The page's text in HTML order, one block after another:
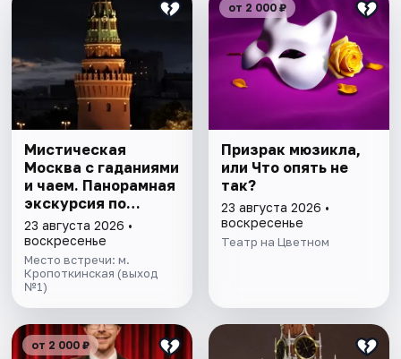
Мистическая
Москва с гаданиями
и чаем. Панорамная
экскурсия по
центру столицы
23 августа 2026 •
воскресенье
Место встречи: м.
Кропоткинская (выход
№1)
от 2 000 ₽
Призрак мюзикла,
или Что опять не
так?
23 августа 2026 •
воскресенье
Театр на Цветном
от 2 000 ₽